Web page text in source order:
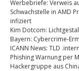
Werbebriefe: Verweis
Schwachstelle in AMD
infiziert
Kim Dotcom:
Bayern: Cybercrime-
ICANN News: TLD
Phishing Warnung per
Hackergruppe aus